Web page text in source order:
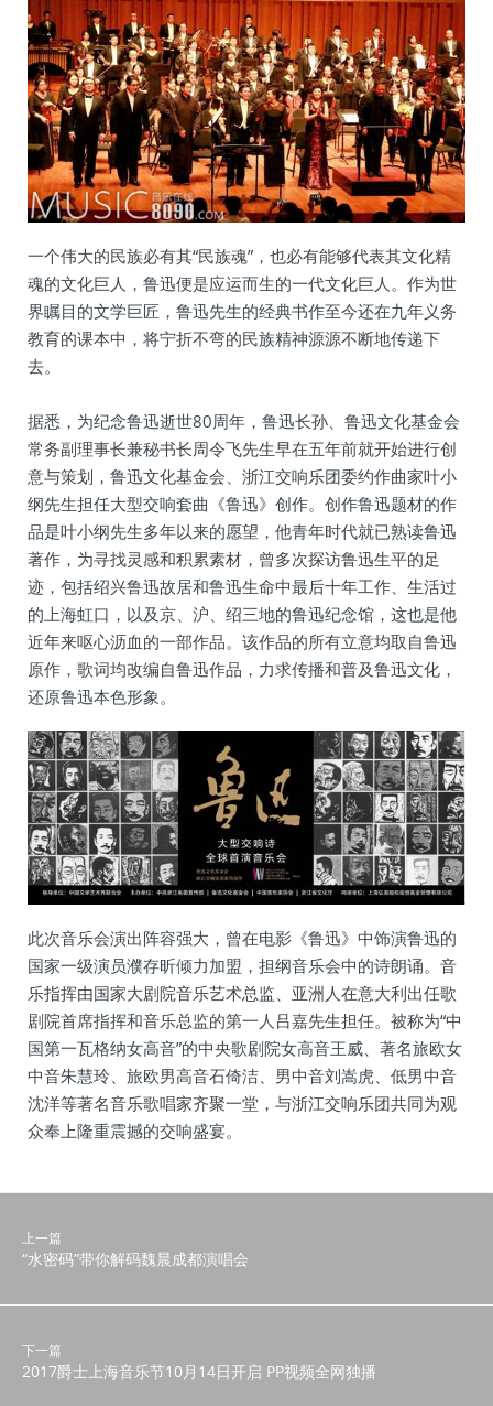
一个伟大的民族必有其“民族魂”，也必有能够代表其文化精
魂的文化巨人，鲁迅便是应运而生的一代文化巨人。作为世
界瞩目的文学巨匠，鲁迅先生的经典书作至今还在九年义务
教育的课本中，将宁折不弯的民族精神源源不断地传递下
去。
据悉，为纪念鲁迅逝世80周年，鲁迅长孙、鲁迅文化基金会
常务副理事长兼秘书长周令飞先生早在五年前就开始进行创
意与策划，鲁迅文化基金会、浙江交响乐团委约作曲家叶小
纲先生担任大型交响套曲《鲁迅》创作。创作鲁迅题材的作
品是叶小纲先生多年以来的愿望，他青年时代就已熟读鲁迅
著作，为寻找灵感和积累素材，曾多次探访鲁迅生平的足
迹，包括绍兴鲁迅故居和鲁迅生命中最后十年工作、生活过
的上海虹口，以及京、沪、绍三地的鲁迅纪念馆，这也是他
近年来呕心沥血的一部作品。该作品的所有立意均取自鲁迅
原作，歌词均改编自鲁迅作品，力求传播和普及鲁迅文化，
还原鲁迅本色形象。
此次音乐会演出阵容强大，曾在电影《鲁迅》中饰演鲁迅的
国家一级演员濮存昕倾力加盟，担纲音乐会中的诗朗诵。音
乐指挥由国家大剧院音乐艺术总监、亚洲人在意大利出任歌
剧院首席指挥和音乐总监的第一人吕嘉先生担任。被称为“中
国第一瓦格纳女高音”的中央歌剧院女高音王威、著名旅欧女
中音朱慧玲、旅欧男高音石倚洁、男中音刘嵩虎、低男中音
沈洋等著名音乐歌唱家齐聚一堂，与浙江交响乐团共同为观
众奉上隆重震撼的交响盛宴。
上一篇
“水密码”带你解码魏晨成都演唱会
下一篇
2017爵士上海音乐节10月14日开启 PP视频全网独播